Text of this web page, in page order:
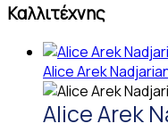
Καλλιτέχνης
Alice Arek
Alice Arek